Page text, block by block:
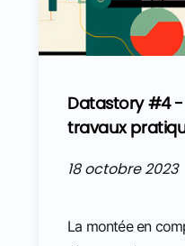
Datastory #4
travaux
18 octobre 2023
La montée en